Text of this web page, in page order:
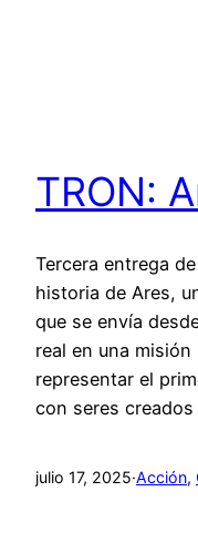
TRON:
Tercera entrega
historia de Ares,
que se envía
real en una
representar el
con seres creados
julio 17, 2025·Acción,